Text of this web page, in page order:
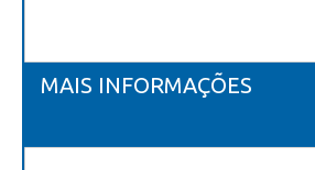
MAIS INFORMAÇÕES